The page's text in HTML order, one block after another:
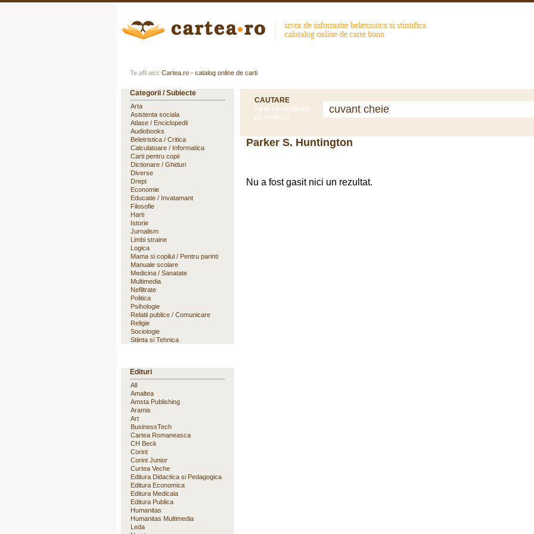
Te afli aici: Cartea.ro - catalog online de carti
CAUTARE
carte sau publicatie
pe cartea.ro
Parker S. Huntington
Nu a fost gasit nici un rezultat.
Categorii / Subiecte
Arta
Asistenta sociala
Atlase / Enciclopedii
Audiobooks
Beletristica / Critica
Calculatoare / Informatica
Carti pentru copii
Dictionare / Ghiduri
Diverse
Drept
Economie
Educatie / Invatamant
Filosofie
Harti
Istorie
Jurnalism
Limbi straine
Logica
Mama si copilul / Pentru parinti
Manuale scolare
Medicina / Sanatate
Multimedia
Nefiltrate
Politica
Psihologie
Relatii publice / Comunicare
Religie
Sociologie
Stiinta si Tehnica
Edituri
All
Amaltea
Amsta Publishing
Aramis
Art
BusinessTech
Cartea Romaneasca
CH Beck
Corint
Corint Junior
Curtea Veche
Editura Didactica si Pedagogica
Editura Economica
Editura Medicala
Editura Publica
Humanitas
Humanitas Multimedia
Leda